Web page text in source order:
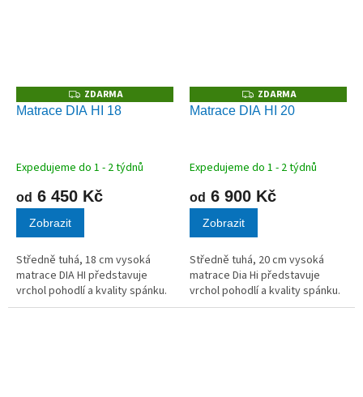
Z
D
A
ZDARMA
Matrace DIA HI 18
Expedujeme do 1 - 2 týdnů
od 6 450 Kč
Zobrazit
Středně tuhá, 18 cm vysoká
matrace DIA HI představuje
vrchol pohodlí a kvality spánku.
Z
D
A
ZDARMA
Matrace DIA HI 20
Expedujeme do 1 - 2 týdnů
od 6 900 Kč
Zobrazit
Středně tuhá, 20 cm vysoká
matrace Dia Hi představuje
vrchol pohodlí a kvality spánku.